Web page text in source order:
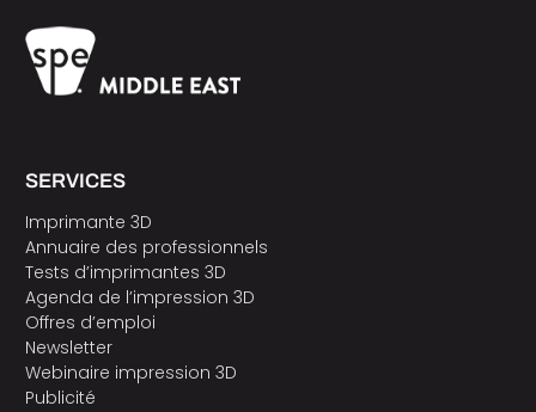
SERVICES
Imprimante 3D
Annuaire des professionnels
Tests d’imprimantes 3D
Agenda de l’impression 3D
Offres d’emploi
Newsletter
Webinaire impression 3D
Publicité